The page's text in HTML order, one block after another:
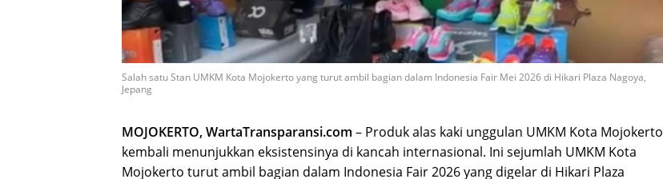
Salah satu Stan UMKM Kota Mojokerto yang turut ambil bagian dalam Indonesia Fair Mei 2026 di Hikari Plaza Nagoya,
Jepang
MOJOKERTO, WartaTransparansi.com – Produk alas kaki unggulan UMKM Kota Mojokerto
kembali menunjukkan eksistensinya di kancah internasional. Ini sejumlah UMKM Kota
Mojokerto turut ambil bagian dalam Indonesia Fair 2026 yang digelar di Hikari Plaza